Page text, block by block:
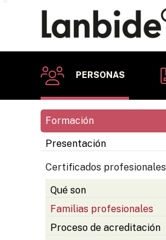
PERSONAS
Formación
Presentación
Certificados profesionales
Qué son
Familias profesionales
Proceso de acreditación